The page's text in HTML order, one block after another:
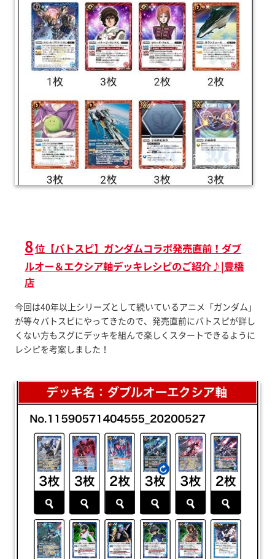
8位【バトスピ】ガンダムコラボ発売直前！ダブ
ルオー＆エクシア軸デッキレシピのご紹介♪|豊橋
店
今回は40年以上シリーズとして続いているアニメ「ガンダム」
が等々バトスピにやってきたので、発売直前にバトスピが詳し
くない方もスグにデッキを組んで楽しくスタートできるように
レシピを考案しました！